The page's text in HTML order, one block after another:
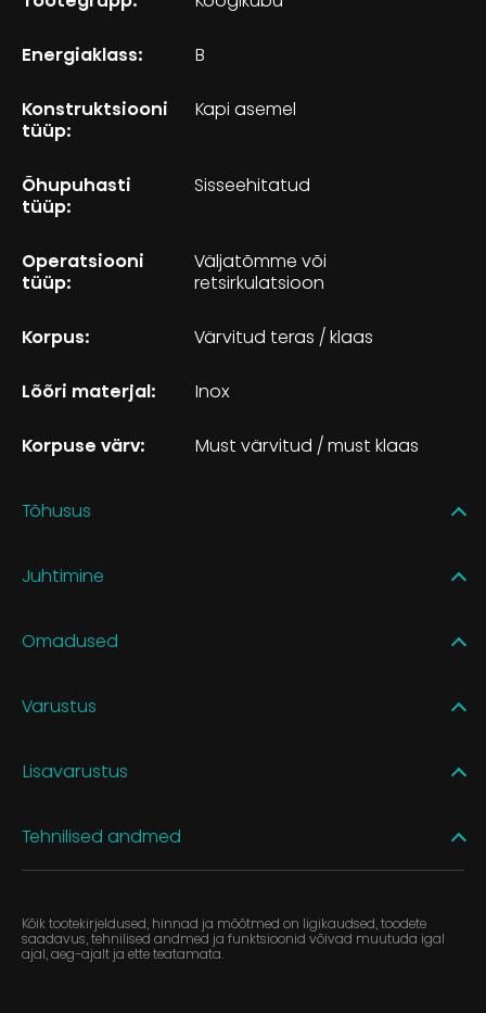
Energiaklass: B
Konstruktsiooni
tüüp:
Kapi asemel
Õhupuhasti
tüüp:
Sisseehitatud
Operatsiooni
tüüp:
Väljatõmme või
retsirkulatsioon
Korpus: Värvitud teras / klaas
Lõõri materjal: Inox
Korpuse värv: Must värvitud / must klaas
Tõhusus
Juhtimine
Omadused
Varustus
Lisavarustus
Tehnilised andmed
Kõik tootekirjeldused, hinnad ja mõõtmed on ligikaudsed, toodete
saadavus, tehnilised andmed ja funktsioonid võivad muutuda igal
ajal, aeg-ajalt ja ette teatamata.